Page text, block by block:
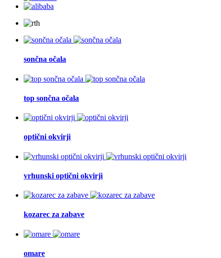
sončna očala
top sončna očala
optični okvirji
vrhunski optični okvirji
kozarec za zabave
omare